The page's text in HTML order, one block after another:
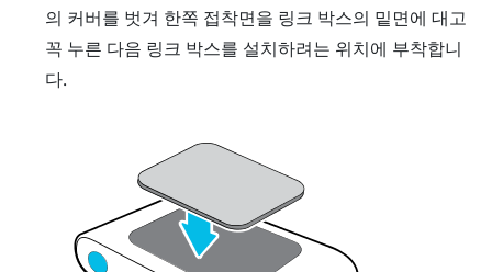
의 커버를 벗겨 한쪽 접착면을 링크 박스의 밑면에 대고
꼭 누른 다음 링크 박스를 설치하려는 위치에 부착합니
다.